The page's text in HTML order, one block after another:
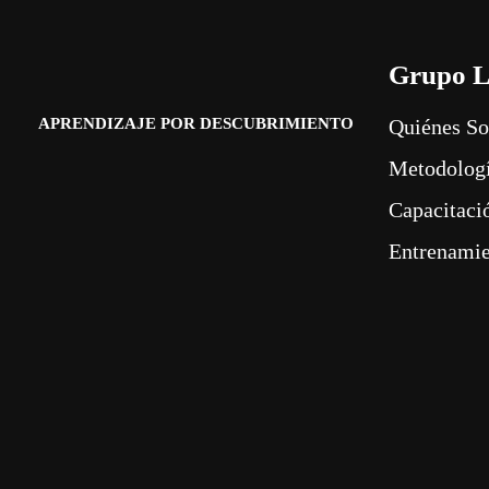
APRENDIZAJE POR DESCUBRIMIENTO
Grupo
Quiénes